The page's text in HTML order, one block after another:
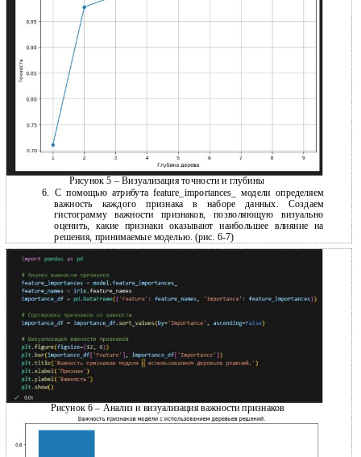
Рисунок 5 – Визуализация точности и глубины
6.
С помощью атрибута feature_importances_ модели определяем
важность каждого признака в наборе данных. Создаем
гистограмму важности признаков, позволяющую визуально
оценить, какие признаки оказывают наибольшее влияние на
решения, принимаемые моделью. (рис. 6-7)
Рисунок 6 – Анализ и визуализация важности признаков